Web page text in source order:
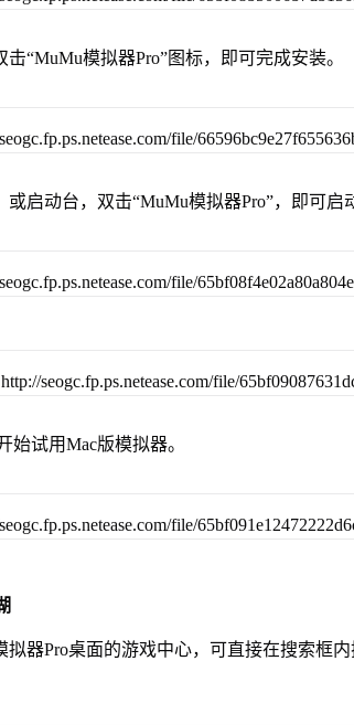
“MuMu模拟器Pro”图标，即可完成安装。
启动台，双击“MuMu模拟器Pro”，即可启
始试用Mac版模拟器。
拟器Pro桌面的游戏中心，可直接在搜索框